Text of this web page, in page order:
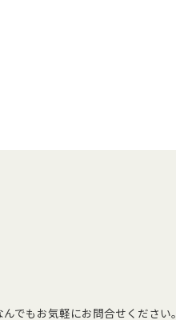
でもお気軽にお問合せください。